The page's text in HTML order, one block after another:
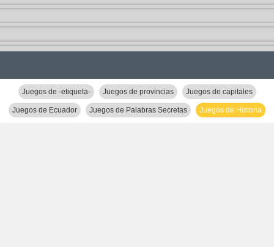
Juegos de -etiqueta- Juegos de provincias Juegos de capitales
Juegos de Ecuador Juegos de Palabras Secretas Juegos de Historia